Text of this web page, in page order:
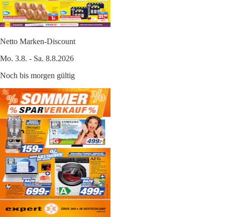
Netto Marken-Discount
Mo. 3.8. - Sa. 8.8.2026
Noch bis morgen gültig